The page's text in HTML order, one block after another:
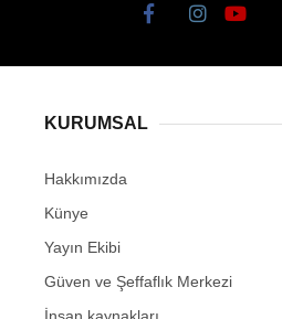
KURUMSAL
Hakkımızda
Künye
Yayın Ekibi
Güven ve Şeffaflık Merkezi